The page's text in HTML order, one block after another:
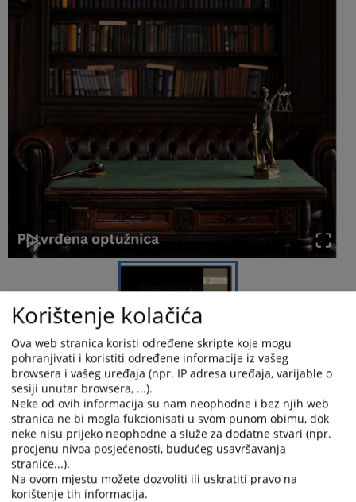
Okružno javno tužilaštvo u Istočnom Sarajevu je nakon
provedene istrage, dana 21.05.2026. godine, podiglo optužnicu
protiv B.G. zbog krivičnog dijela Pronevjera iz člana 316. stav 3.
Korištenje kolačića
Ova web stranica koristi određene skripte koje mogu
pohranjivati i koristiti određene informacije iz vašeg
browsera i vašeg uređaja (npr. IP adresa uređaja, varijable o
sesiji unutar browsera, ...).
Neke od ovih informacija su nam neophodne i bez njih web
stranica ne bi mogla fukcionisati u svom punom obimu, dok
neke nisu prijeko neophodne a služe za dodatne stvari (npr.
procjenu nivoa posjećenosti, budućeg usavršavanja
stranice...).
Na ovom mjestu možete dozvoliti ili uskratiti pravo na
korištenje tih informacija.